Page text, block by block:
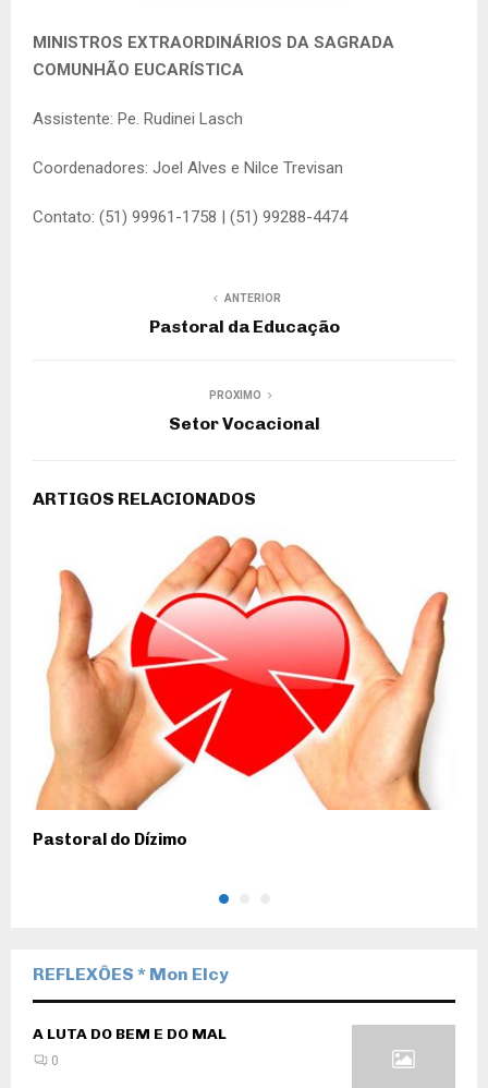
MINISTROS EXTRAORDINÁRIOS DA SAGRADA
COMUNHÃO EUCARÍSTICA
Assistente: Pe. Rudinei Lasch
Coordenadores: Joel Alves e Nilce Trevisan
Contato: (51) 99961-1758 | (51) 99288-4474
ANTERIOR
Pastoral da Educação
PROXIMO
Setor Vocacional
ARTIGOS RELACIONADOS
Pastoral do Dízimo
REFLEXÔES * Mon Elcy
A LUTA DO BEM E DO MAL
0